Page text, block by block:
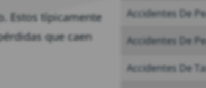
Estos típicamente
que caen
Accidentes De
Accidentes De
Accidentes De